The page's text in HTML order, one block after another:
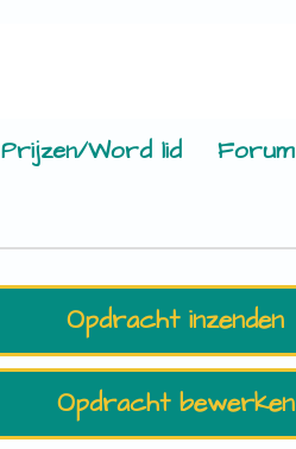
Prijzen/Word lid
Forum
Opdracht inzenden
Opdracht bewerken